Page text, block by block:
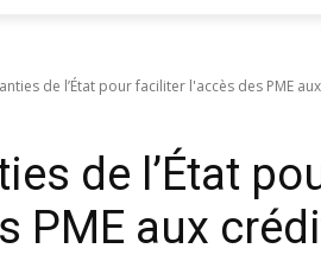
de l’État pour faciliter l'accès des PME
de l’État
PME aux